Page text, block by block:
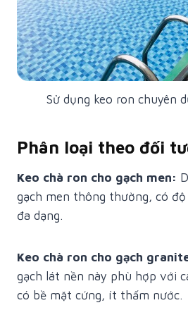
Sử dụng keo ron chuyên
Phân loại theo đối
Keo chà ron cho gạch men:
gạch men thông thường, có
đa dạng.
Keo chà ron cho gạch
gạch lát nền này phù hợp với
có bề mặt cứng, ít thấm nước.